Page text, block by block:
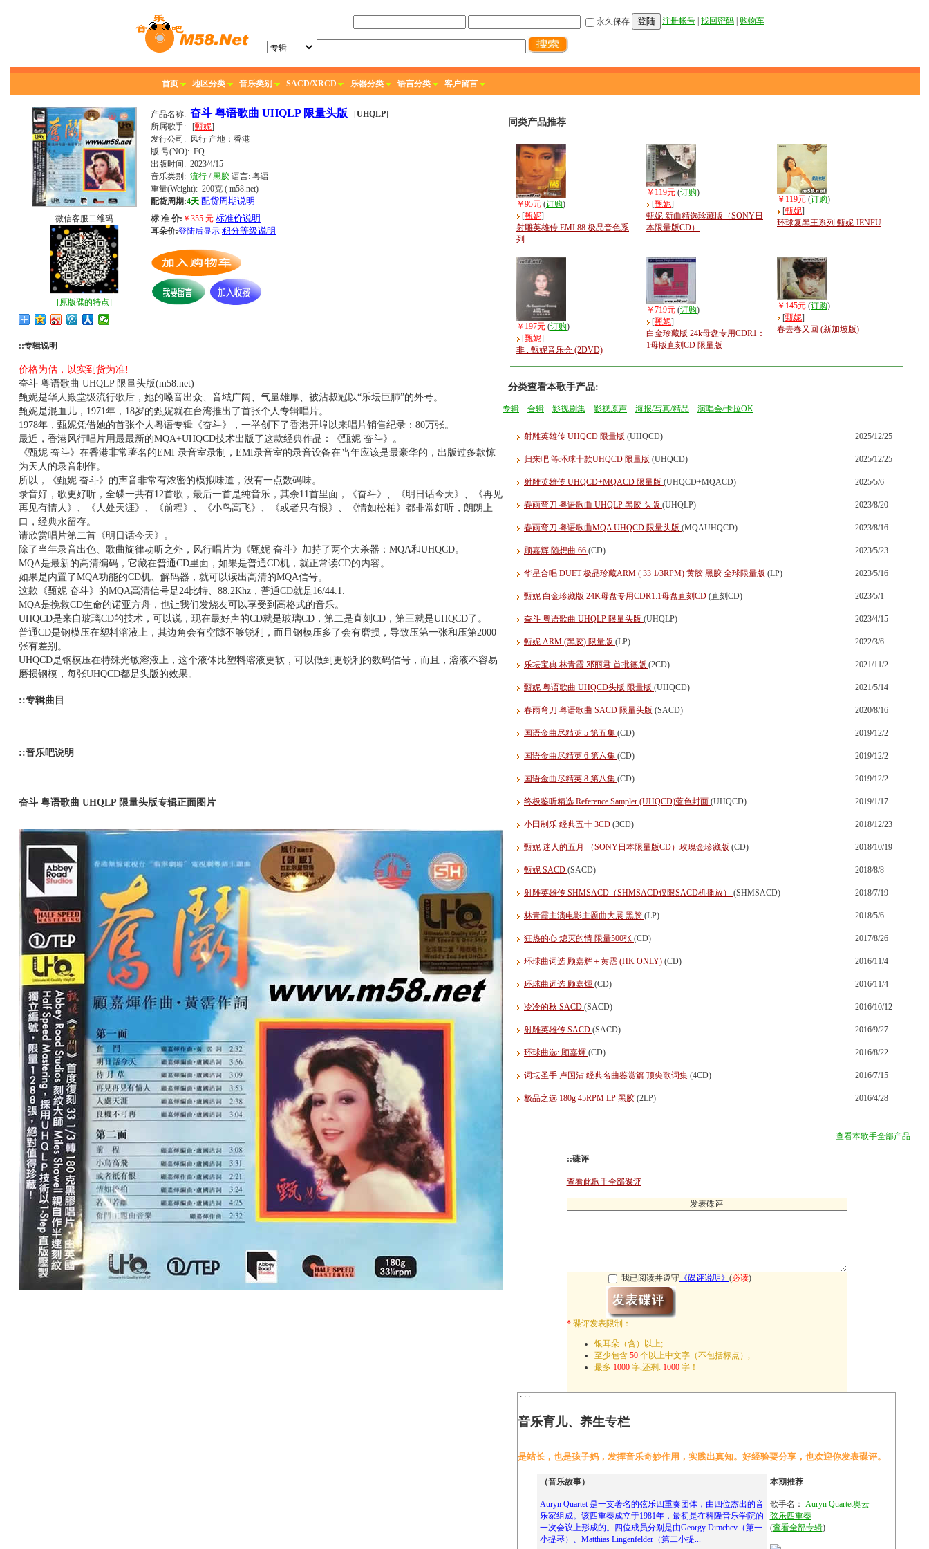
永久保存 登陆 注册帐号 找回密码 购物车
首页 地区分类 音乐类别 SACD/XRCD 乐器分类 语言分类 客户留言
产品名称: 奋斗 粤语歌曲 UHQLP 限量头版 [UHQLP]
所属歌手: [甄妮]
发行公司: 风行 产地：香港
版 号(NO): FQ
出版时间: 2023/4/15
音乐类别: 流行 /黑胶 语言: 粤语
重量(Weight): 200克 ( m58.net)
配货周期:4天 配货周期说明
标 准 价: ￥ 355 元 标准价说明
耳朵价:登陆后显示 积分等级说明
微信客服二维码
[原版碟的特点]
::专辑说明
价格为估，以实到货为准!
奋斗 粤语歌曲 UHQLP 限量头版(m58.net)
甄妮是华人殿堂级流行歌后，她的嗓音出众、音域广阔、气量雄厚、被沾叔冠以“乐坛巨肺”的外号。
甄妮是混血儿，1971年，18岁的甄妮就在台湾推出了首张个人专辑唱片。
1978年，甄妮凭借她的首张个人粤语专辑《奋斗》，一举创下了香港开埠以来唱片销售纪录：80万张。
最近，香港风行唱片用最最新的MQA+UHQCD技术出版了这款经典作品：《甄妮 奋斗》。
《甄妮 奋斗》在香港非常著名的EMI 录音室录制，EMI录音室的录音设备在当年应该是最豪华的，出版过多款惊
为天人的录音制作。
所以，《甄妮 奋斗》的声音非常有浓密的模拟味道，没有一点数码味。
录音好，歌更好听，全碟一共有12首歌，最后一首是纯音乐，其余11首里面，《奋斗》、《明日话今天》、《再见
再见有情人》、《人处天涯》、《前程》、《小鸟高飞》、《或者只有恨》、《情如松柏》都非常好听，朗朗上
口，经典永留存。
请欣赏唱片第二首《明日话今天》。
除了当年录音出色、歌曲旋律动听之外，风行唱片为《甄妮 奋斗》加持了两个大杀器：MQA和UHQCD。
MQA是最新的高清编码，它藏在普通CD里面，如果是普通CD机，就正常读CD的内容。
如果是内置了MQA功能的CD机、解码器，就可以读出高清的MQA信号。
这款《甄妮 奋斗》的MQA高清信号是24比特、88.2Khz，普通CD就是16/44.1.
MQA是挽救CD生命的诺亚方舟，也让我们发烧友可以享受到高格式的音乐。
UHQCD是来自玻璃CD的技术，可以说，现在最好声的CD就是玻璃CD，第二是直刻CD，第三就是UHQCD了。
普通CD是钢模压在塑料溶液上，其边角会有空隙不够锐利，而且钢模压多了会有磨损，导致压第一张和压第2000
张有差别。
UHQCD是钢模压在特殊光敏溶液上，这个液体比塑料溶液更软，可以做到更锐利的数码信号，而且，溶液不容易
磨损钢模，每张UHQCD都是头版的效果。
::专辑曲目
::音乐吧说明
奋斗 粤语歌曲 UHQLP 限量头版专辑正面图片
同类产品推荐
￥95元 (订购)
[甄妮]
射雕英雄传 EMI 88 极品音色系
列
￥119元 (订购)
[甄妮]
甄妮 新曲精选珍藏版（SONY日
本限量版CD）
￥119元 (订购)
[甄妮]
环球复黑王系列 甄妮 JENFU
￥197元 (订购)
[甄妮]
非 . 甄妮音乐会 (2DVD)
￥719元 (订购)
[甄妮]
白金珍藏版 24k母盘专用CDR1：
1母版直刻CD 限量版
￥145元 (订购)
[甄妮]
春去春又回 (新加坡版)
分类查看本歌手产品:
专辑 合辑 影视剧集 影视原声 海报/写真/精品 演唱会/卡拉OK
射雕英雄传 UHQCD 限量版 (UHQCD) 2025/12/25
归来吧 等环球十款UHQCD 限量版 (UHQCD) 2025/12/25
射雕英雄传 UHQCD+MQACD 限量版 (UHQCD+MQACD) 2025/5/6
春雨弯刀 粤语歌曲 UHQLP 黑胶 头版 (UHQLP) 2023/8/20
春雨弯刀 粤语歌曲MQA UHQCD 限量头版 (MQAUHQCD) 2023/8/16
顾嘉辉 随想曲 66 (CD) 2023/5/23
华星合唱 DUET 极品珍藏ARM ( 33 1/3RPM) 黄胶 黑胶 全球限量版 (LP) 2023/5/16
甄妮 白金珍藏版 24K母盘专用CDR1:1母盘直刻CD (直刻CD) 2023/5/1
奋斗 粤语歌曲 UHQLP 限量头版 (UHQLP) 2023/4/15
甄妮 ARM (黑胶) 限量版 (LP) 2022/3/6
乐坛宝典 林青霞 邓丽君 首批德版 (2CD) 2021/11/2
甄妮 粤语歌曲 UHQCD头版 限量版 (UHQCD) 2021/5/14
春雨弯刀 粤语歌曲 SACD 限量头版 (SACD) 2020/8/16
国语金曲尽精英 5 第五集 (CD) 2019/12/2
国语金曲尽精英 6 第六集 (CD) 2019/12/2
国语金曲尽精英 8 第八集 (CD) 2019/12/2
终极鉴听精选 Reference Sampler (UHQCD)蓝色封面 (UHQCD) 2019/1/17
小田制乐 经典五十 3CD (3CD) 2018/12/23
甄妮 迷人的五月 （SONY日本限量版CD）玫瑰金珍藏版 (CD) 2018/10/19
甄妮 SACD (SACD) 2018/8/8
射雕英雄传 SHMSACD（SHMSACD仅限SACD机播放） (SHMSACD) 2018/7/19
林青霞主演电影主题曲大展 黑胶 (LP) 2018/5/6
狂热的心 熄灭的情 限量500张 (CD) 2017/8/26
环球曲词选 顾嘉辉＋黄霑 (HK ONLY) (CD) 2016/11/4
环球曲词选 顾嘉煇 (CD) 2016/11/4
冷冷的秋 SACD (SACD) 2016/10/12
射雕英雄传 SACD (SACD) 2016/9/27
环球曲选: 顾嘉煇 (CD) 2016/8/22
词坛圣手 卢国沾 经典名曲鉴赏篇 顶尖歌词集 (4CD) 2016/7/15
极品之选 180g 45RPM LP 黑胶 (2LP) 2016/4/28
查看本歌手全部产品
::碟评
查看此歌手全部碟评
发表碟评
我已阅读并遵守《碟评说明 》 (必读)
* 碟评发表限制：
银耳朵（含）以上;
至少包含 50个以上中文字（不包括标点）,
最多 1000字,还剩: 1000字！
: : :
音乐育儿、养生专栏
是站长，也是孩子妈，发挥音乐奇妙作用，实践出真知。好经验要分享，也欢迎你发表碟评。
（音乐故事）
Auryn Quartet 是一支著名的弦乐四重奏团体，由四位杰出的音
乐家组成。该四重奏成立于1981年，最初是在科隆音乐学院的
一次会议上形成的。四位成员分别是由Georgy Dimchev（第一
小提琴）、Matthias Lingenfelder（第二小提...
本期推荐
歌手名： Auryn Quartet奥云
弦乐四重奏
(查看全部专辑)